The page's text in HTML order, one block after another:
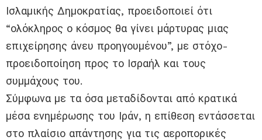
Ισλαμικής Δημοκρατίας, προειδοποιεί ότι
“ολόκληρος ο κόσμος θα γίνει μάρτυρας μιας
επιχείρησης άνευ προηγουμένου”, με στόχο-
προειδοποίηση προς το Ισραήλ και τους
συμμάχους του.
Σύμφωνα με τα όσα μεταδίδονται από κρατικά
μέσα ενημέρωσης του Ιράν, η επίθεση εντάσσεται
στο πλαίσιο απάντησης για τις αεροπορικές